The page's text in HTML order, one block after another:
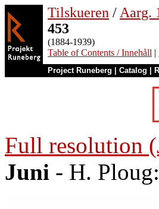
Tilskueren / Aarg.
453
(1884-1939)
Table of Contents / Innehåll |
Project Runeberg Catalog
Full resolution
Juni - H.